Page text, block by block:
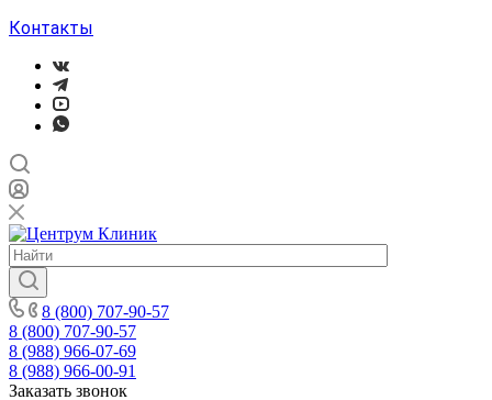
Контакты
8 (800) 707-90-57
8 (800) 707-90-57
8 (988) 966-07-69
8 (988) 966-00-91
Заказать звонок